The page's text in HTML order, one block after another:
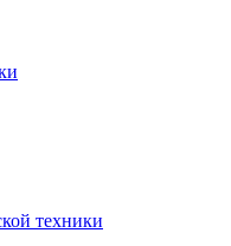
техники